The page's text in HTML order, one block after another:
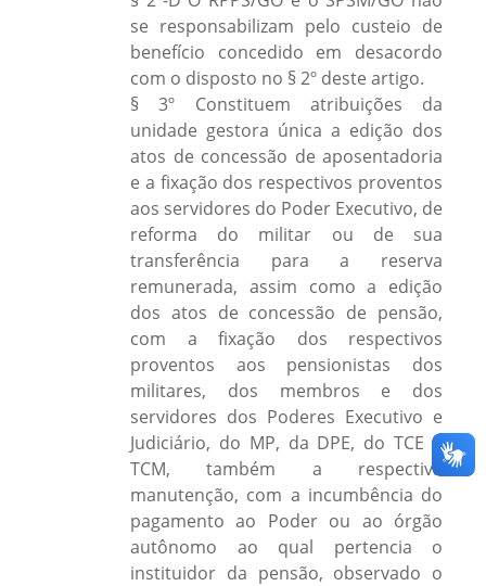
se responsabilizam pelo custeio de
benefício concedido em desacordo
com o disposto no § 2º deste artigo.
§ 3º Constituem atribuições da
unidade gestora única a edição dos
atos de concessão de aposentadoria
e a fixação dos respectivos proventos
aos servidores do Poder Executivo, de
reforma do militar ou de sua
transferência para a reserva
remunerada, assim como a edição
dos atos de concessão de pensão,
com a fixação dos respectivos
proventos aos pensionistas dos
militares, dos membros e dos
servidores dos Poderes Executivo e
Judiciário, do MP, da DPE, do TCE e
TCM, também a respectiva
manutenção, com a incumbência do
pagamento ao Poder ou ao órgão
autônomo ao qual pertencia o
instituidor da pensão, observado o